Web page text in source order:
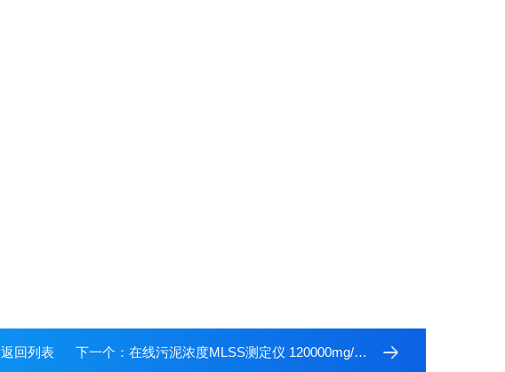
返回列表 下一个： 在线污泥浓度MLSS测定仪 120000mg/L量程